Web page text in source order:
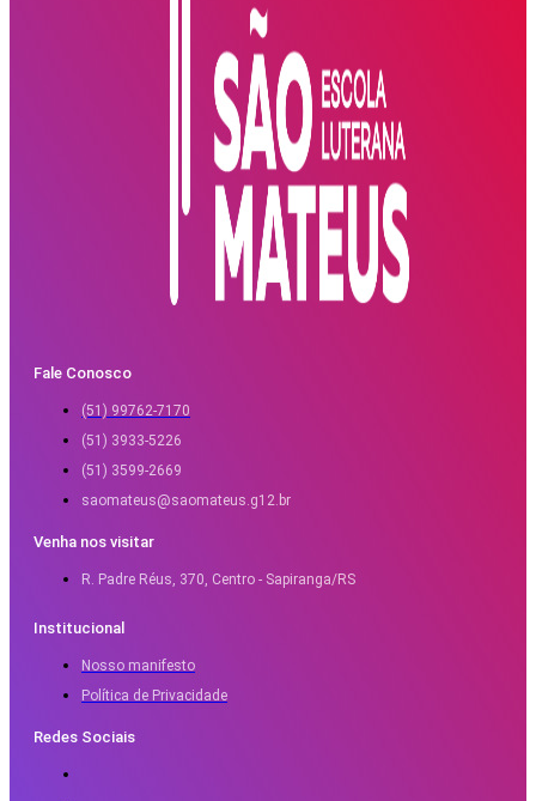
Fale Conosco
(51) 99762-7170
(51) 3933-5226
(51) 3599-2669
saomateus@saomateus.g12.br
Venha nos visitar
R. Padre Réus, 370, Centro - Sapiranga/RS
Institucional
Nosso manifesto
Política de Privacidade
Redes Sociais